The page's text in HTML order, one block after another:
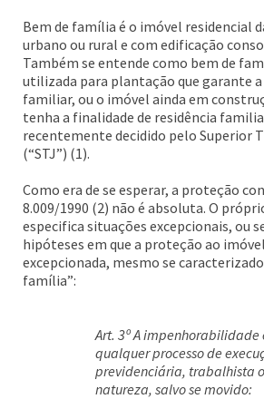
Bem de família é o imóvel residencial
urbano ou rural e com edificação
Também se entende como bem de
utilizada para plantação que garante
familiar, ou o imóvel ainda em
tenha a finalidade de residência
recentemente decidido pelo Superior
(“STJ”) (1).
Como era de se esperar, a proteção
8.009/1990 (2) não é absoluta. O
especifica situações excepcionais, ou
hipóteses em que a proteção ao
excepcionada, mesmo se
família”:
Art. 3º A impenhorabilidade
qualquer processo de
previdenciária, trabalhista
natureza, salvo se movido: